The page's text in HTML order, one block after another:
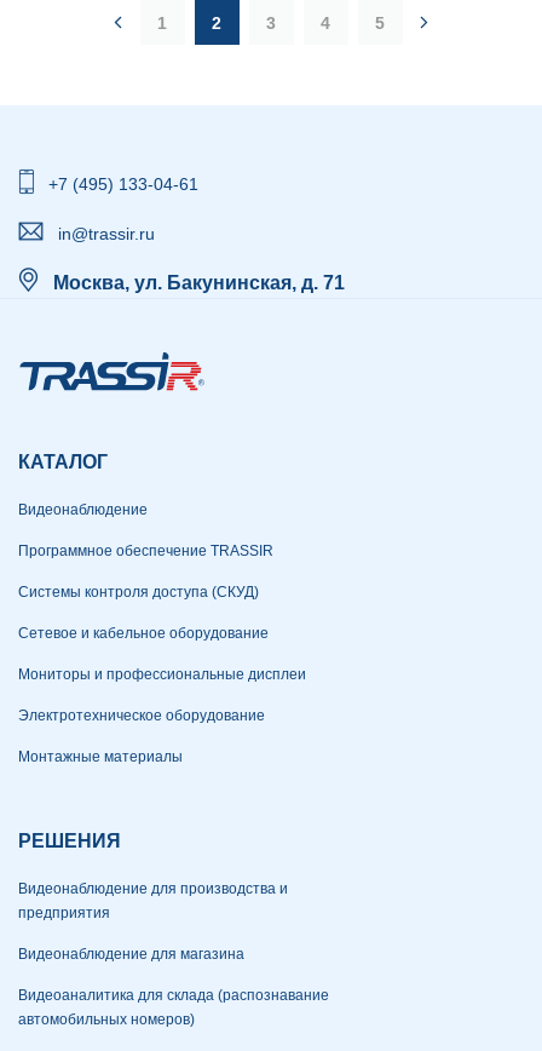
1 2 3 4 5
+7 (495) 133-04-61
in@trassir.ru
Москва, ул. Бакунинская, д. 71
КАТАЛОГ
Видеонаблюдение
Программное обеспечение TRASSIR
Системы контроля доступа (СКУД)
Сетевое и кабельное оборудование
Мониторы и профессиональные дисплеи
Электротехническое оборудование
Монтажные материалы
РЕШЕНИЯ
Видеонаблюдение для производства и
предприятия
Видеонаблюдение для магазина
Видеоаналитика для склада (распознавание
автомобильных номеров)